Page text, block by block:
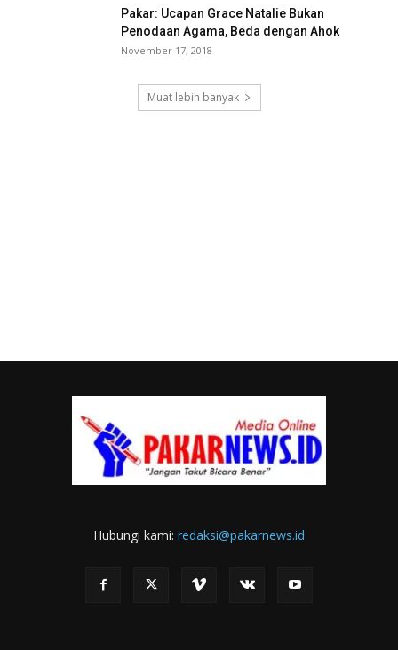
Pakar: Ucapan Grace Natalie Bukan
Penodaan Agama, Beda dengan Ahok
November 17, 2018
Muat lebih banyak
Hubungi kami: redaksi@pakarnews.id